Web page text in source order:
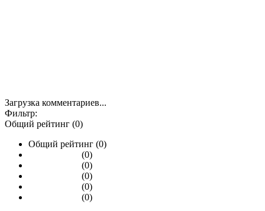
Загрузка комментариев...
Фильтр:
Общий рейтинг (0)
Общий рейтинг (0)
(0)
(0)
(0)
(0)
(0)